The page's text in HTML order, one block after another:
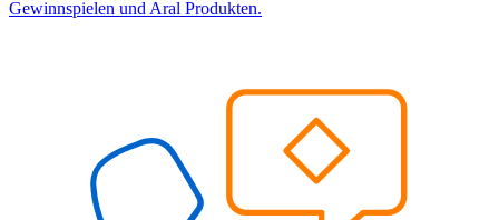
Gewinnspielen und Aral Produkten.